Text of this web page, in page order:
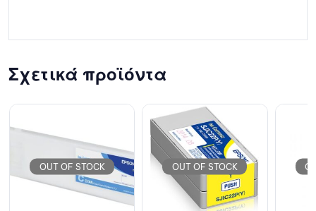
Σχετικά προϊόντα
OUT OF STOCK OUT OF STOCK